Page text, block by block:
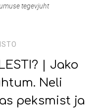
tegevjuht
| Jako
Neli
peksmist ja